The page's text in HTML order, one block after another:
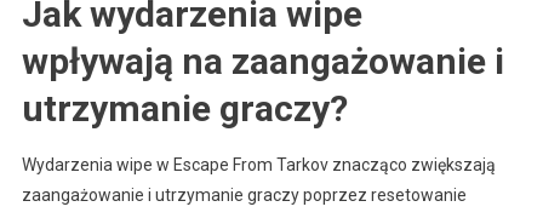
Jak wydarzenia wipe
wpływają na zaangażowanie i
utrzymanie graczy?
Wydarzenia wipe w Escape From Tarkov znacząco zwiększają
zaangażowanie i utrzymanie graczy poprzez resetowanie